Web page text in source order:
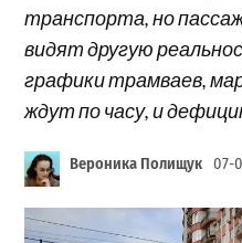
транспорта, но
видят другую
графики трамваев,
ждут по часу, и
Вероника Полищук 07-